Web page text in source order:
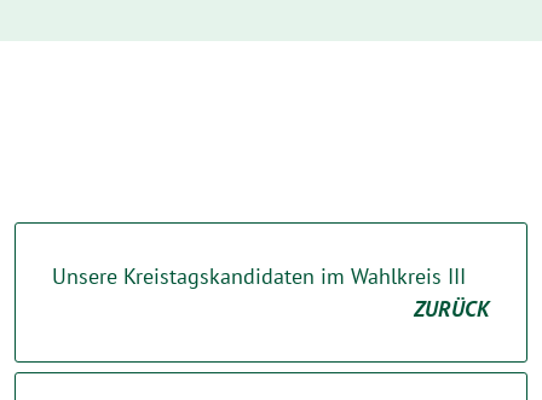
Unsere Kreistagskandidaten im Wahlkreis III
ZURÜCK